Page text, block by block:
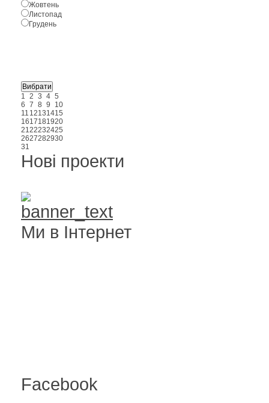
Жовтень
Листопад
Грудень
1 2 3 4 5
6 7 8 9
10
11 12131415
1617181920
2122232425
2627282930
31
Нові проекти
Ми в Інтернет
Facebook